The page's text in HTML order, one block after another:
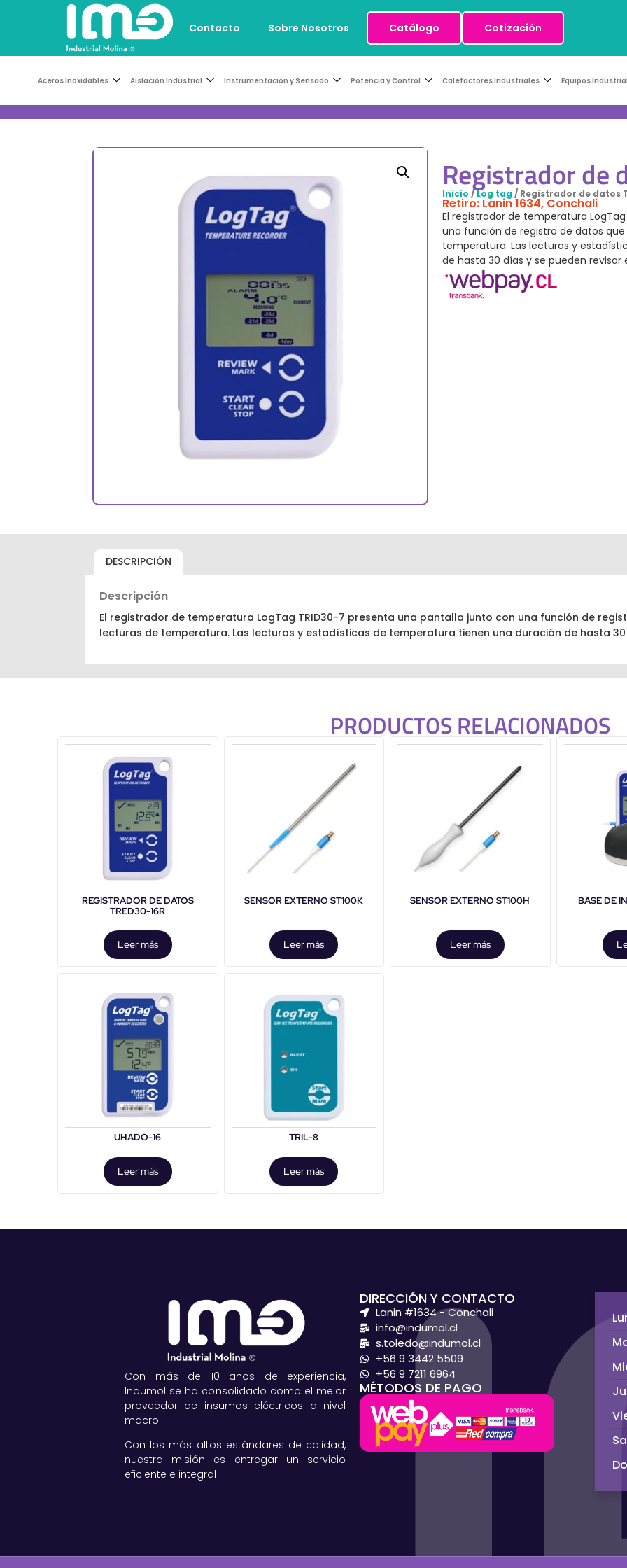
Contacto Sobre Nosotros Catálogo Cotización
Aceros Inoxidables Aislación Industrial Instrumentación y Sensado Potencia y Control Calefactores Industriales Equipos
Registrador de
Inicio /Log tag / Registrador de datos
Retiro: Lanin 1634, Conchali
El registrador de temperatura
una función de registro de datos
temperatura. Las lecturas y
de hasta 30 días y se pueden revisar
DESCRIPCIÓN
Descripción
El registrador de temperatura LogTag TRID30-7 presenta una pantalla junto con una función de
lecturas de temperatura. Las lecturas y estadísticas de temperatura tienen una duración de hasta
PRODUCTOS RELACIONADOS
REGISTRADOR DE DATOS
TRED30-16R
Leer más
SENSOR EXTERNO ST100K
Leer más
SENSOR EXTERNO ST100H
Leer más
BASE DE
UHADO-16
Leer más
TRIL-8
Leer más
Con más de 10 años de experiencia,
Indumol se ha consolidado como el mejor
proveedor de insumos eléctricos a nivel
macro.
Con los más altos estándares de calidad,
nuestra misión es entregar un servicio
eficiente e integral
DIRECCIÓN Y CONTACTO
Lanin #1634 - Conchali
info@indumol.cl
s.toledo@indumol.cl
+56 9 3442 5509
+56 9 7211 6964
MÉTODOS DE PAGO